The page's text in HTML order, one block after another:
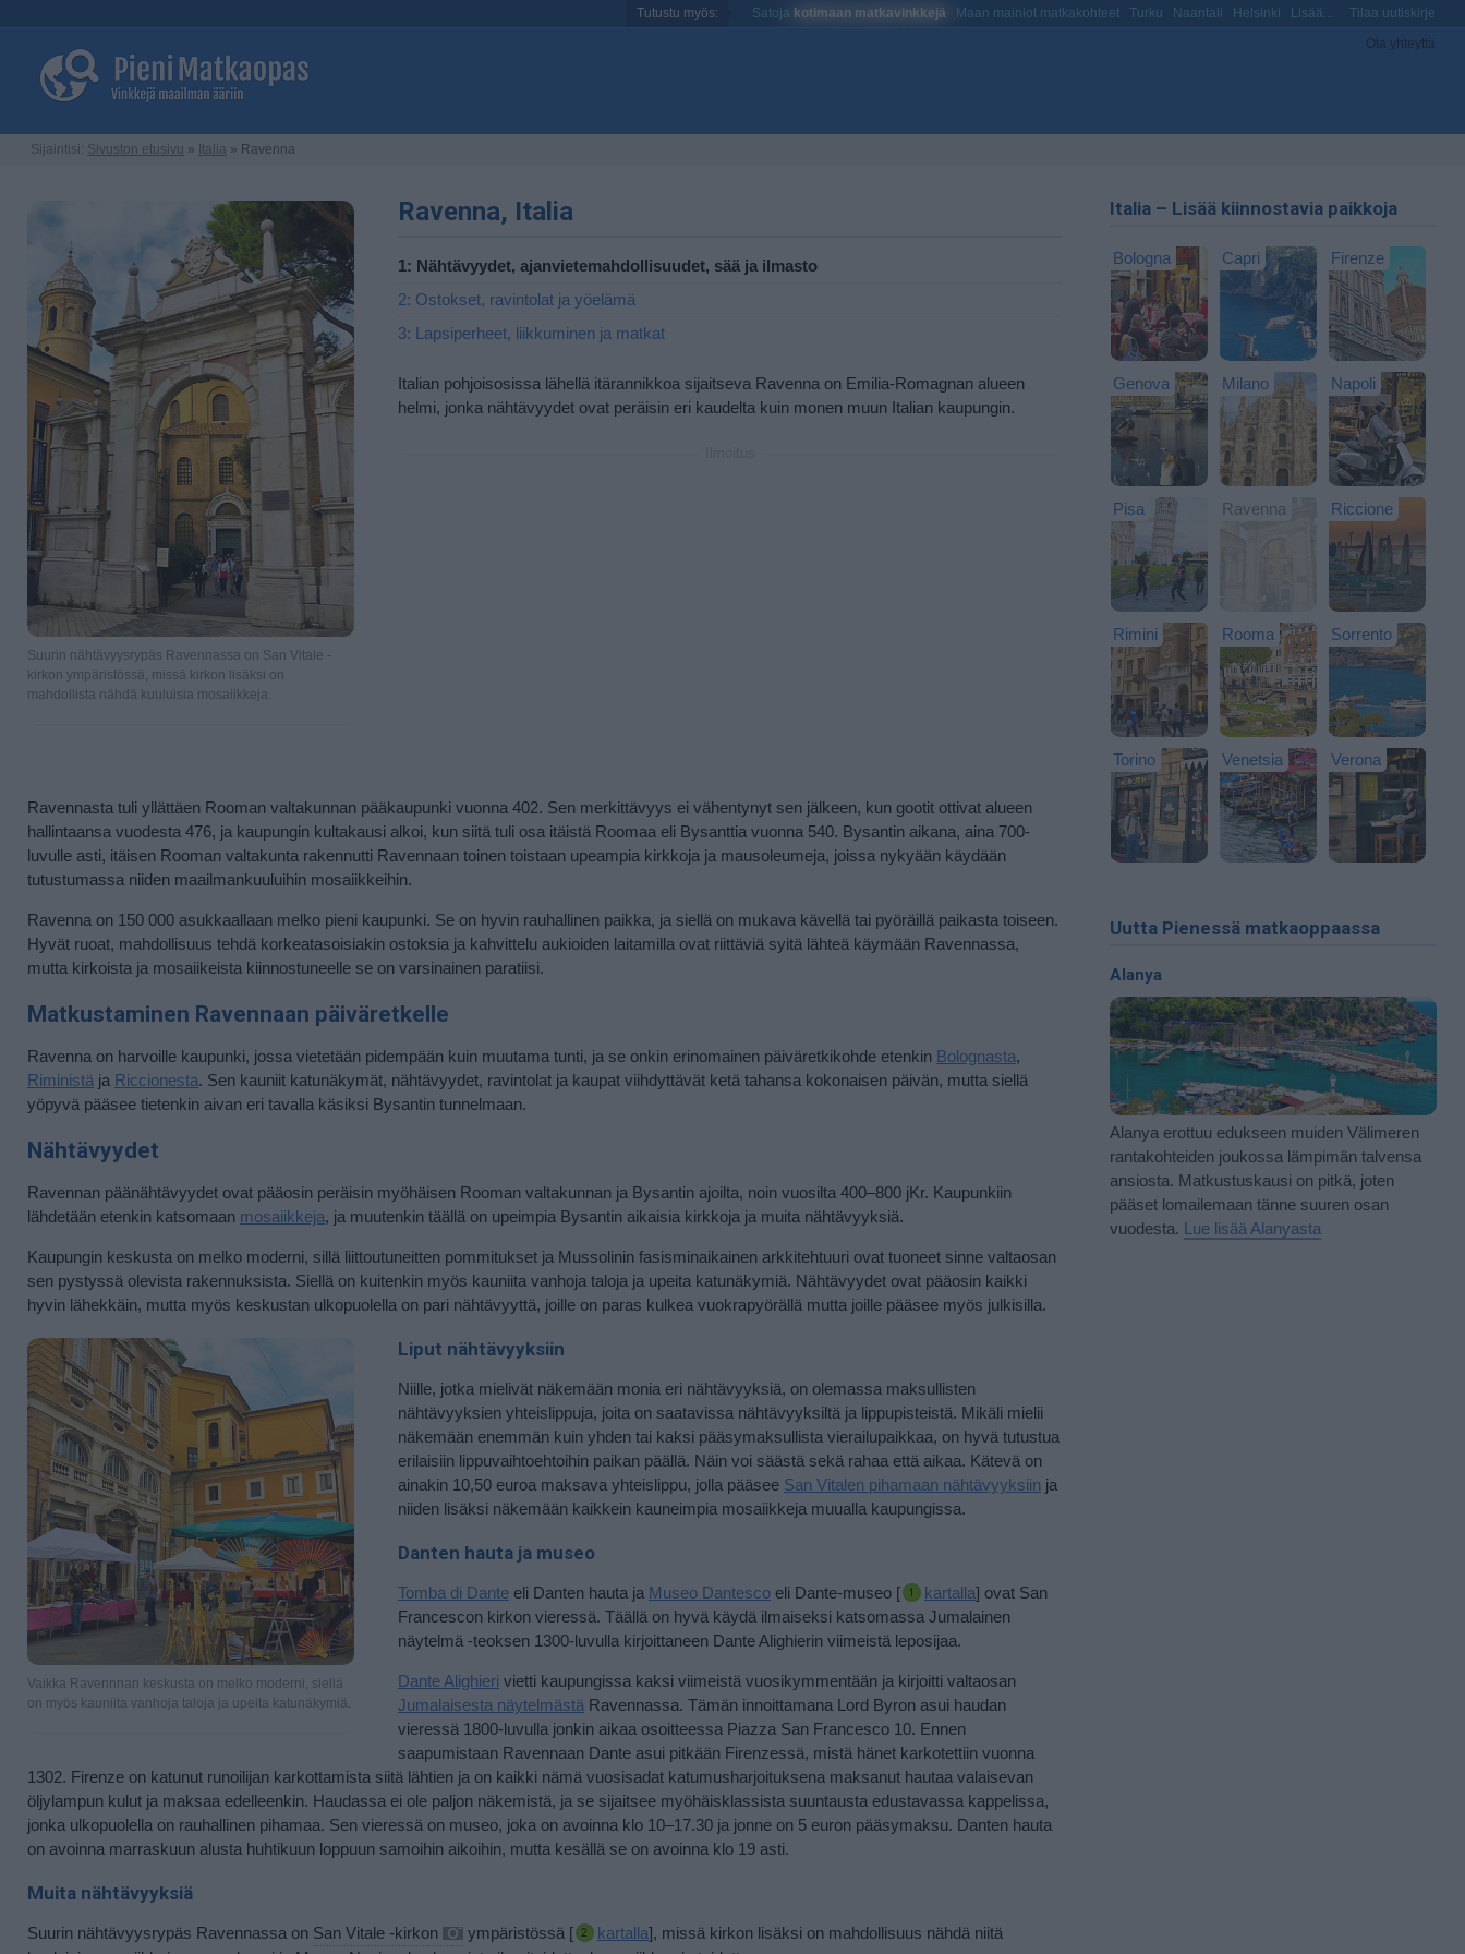
Tutustu myös: Satoja kotimaan matkavinkkejä Maan mainiot matkakohteet Turku Naantali Helsinki Lisää...
Tilaa uutiskirje
Ota yhteyttä
Sijaintisi: Sivuston etusivu » Italia » Ravenna
Italia – Lisää kiinnostavia paikkoja
Bologna Capri Firenze
Genova Milano Napoli
Pisa Ravenna Riccione
Rimini Rooma Sorrento
Torino Venetsia Verona
Uutta Pienessä matkaoppaassa
Alanya
Alanya erottuu edukseen muiden Välimeren
rantakohteiden joukossa lämpimän talvensa
ansiosta. Matkustuskausi on pitkä, joten
pääset lomailemaan tänne suuren osan
vuodesta. Lue lisää Alanyasta
Suurin nähtävyysrypäs Ravennassa on San Vitale -
kirkon ympäristössä, missä kirkon lisäksi on
mahdollista nähdä kuuluisia mosaiikkeja.
Ravenna, Italia
1: Nähtävyydet, ajanvietemahdollisuudet, sää ja ilmasto
2: Ostokset, ravintolat ja yöelämä
3: Lapsiperheet, liikkuminen ja matkat
Italian pohjoisosissa lähellä itärannikkoa sijaitseva Ravenna on Emilia-Romagnan alueen
helmi, jonka nähtävyydet ovat peräisin eri kaudelta kuin monen muun Italian kaupungin.
Ravennasta tuli yllättäen Rooman valtakunnan pääkaupunki vuonna 402. Sen merkittävyys ei vähentynyt sen jälkeen, kun gootit ottivat alueen
hallintaansa vuodesta 476, ja kaupungin kultakausi alkoi, kun siitä tuli osa itäistä Roomaa eli Bysanttia vuonna 540. Bysantin aikana, aina 700-
luvulle asti, itäisen Rooman valtakunta rakennutti Ravennaan toinen toistaan upeampia kirkkoja ja mausoleumeja, joissa nykyään käydään
tutustumassa niiden maailmankuuluihin mosaiikkeihin.
Ravenna on 150 000 asukkaallaan melko pieni kaupunki. Se on hyvin rauhallinen paikka, ja siellä on mukava kävellä tai pyöräillä paikasta toiseen.
Hyvät ruoat, mahdollisuus tehdä korkeatasoisiakin ostoksia ja kahvittelu aukioiden laitamilla ovat riittäviä syitä lähteä käymään Ravennassa,
mutta kirkoista ja mosaiikeista kiinnostuneelle se on varsinainen paratiisi.
Matkustaminen Ravennaan päiväretkelle
Ravenna on harvoille kaupunki, jossa vietetään pidempään kuin muutama tunti, ja se onkin erinomainen päiväretkikohde etenkin Bolognasta,
Riministä ja Riccionesta. Sen kauniit katunäkymät, nähtävyydet, ravintolat ja kaupat viihdyttävät ketä tahansa kokonaisen päivän, mutta siellä
yöpyvä pääsee tietenkin aivan eri tavalla käsiksi Bysantin tunnelmaan.
Nähtävyydet
Ravennan päänähtävyydet ovat pääosin peräisin myöhäisen Rooman valtakunnan ja Bysantin ajoilta, noin vuosilta 400–800 jKr. Kaupunkiin
lähdetään etenkin katsomaan mosaiikkeja, ja muutenkin täällä on upeimpia Bysantin aikaisia kirkkoja ja muita nähtävyyksiä.
Kaupungin keskusta on melko moderni, sillä liittoutuneitten pommitukset ja Mussolinin fasisminaikainen arkkitehtuuri ovat tuoneet sinne valtaosan
sen pystyssä olevista rakennuksista. Siellä on kuitenkin myös kauniita vanhoja taloja ja upeita katunäkymiä. Nähtävyydet ovat pääosin kaikki
hyvin lähekkäin, mutta myös keskustan ulkopuolella on pari nähtävyyttä, joille on paras kulkea vuokrapyörällä mutta joille pääsee myös julkisilla.
Vaikka Ravennnan keskusta on melko moderni, siellä
on myös kauniita vanhoja taloja ja upeita katunäkymiä.
Liput nähtävyyksiin
Niille, jotka mielivät näkemään monia eri nähtävyyksiä, on olemassa maksullisten
nähtävyyksien yhteislippuja, joita on saatavissa nähtävyyksiltä ja lippupisteistä. Mikäli mielii
näkemään enemmän kuin yhden tai kaksi pääsymaksullista vierailupaikkaa, on hyvä tutustua
erilaisiin lippuvaihtoehtoihin paikan päällä. Näin voi säästä sekä rahaa että aikaa. Kätevä on
ainakin 10,50 euroa maksava yhteislippu, jolla pääsee San Vitalen pihamaan nähtävyyksiin ja
niiden lisäksi näkemään kaikkein kauneimpia mosaiikkeja muualla kaupungissa.
Danten hauta ja museo
Tomba di Dante eli Danten hauta ja Museo Dantesco eli Dante-museo [ kartalla] ovat San
Francescon kirkon vieressä. Täällä on hyvä käydä ilmaiseksi katsomassa Jumalainen
näytelmä -teoksen 1300-luvulla kirjoittaneen Dante Alighierin viimeistä leposijaa.
Dante Alighieri vietti kaupungissa kaksi viimeistä vuosikymmentään ja kirjoitti valtaosan
Jumalaisesta näytelmästä Ravennassa. Tämän innoittamana Lord Byron asui haudan
vieressä 1800-luvulla jonkin aikaa osoitteessa Piazza San Francesco 10. Ennen
saapumistaan Ravennaan Dante asui pitkään Firenzessä, mistä hänet karkotettiin vuonna
1302. Firenze on katunut runoilijan karkottamista siitä lähtien ja on kaikki nämä vuosisadat katumusharjoituksena maksanut hautaa valaisevan
öljylampun kulut ja maksaa edelleenkin. Haudassa ei ole paljon näkemistä, ja se sijaitsee myöhäisklassista suuntausta edustavassa kappelissa,
jonka ulkopuolella on rauhallinen pihamaa. Sen vieressä on museo, joka on avoinna klo 10–17.30 ja jonne on 5 euron pääsymaksu. Danten hauta
on avoinna marraskuun alusta huhtikuun loppuun samoihin aikoihin, mutta kesällä se on avoinna klo 19 asti.
Muita nähtävyyksiä
Suurin nähtävyysrypäs Ravennassa on San Vitale -kirkon ympäristössä [ kartalla], missä kirkon lisäksi on mahdollisuus nähdä niitä